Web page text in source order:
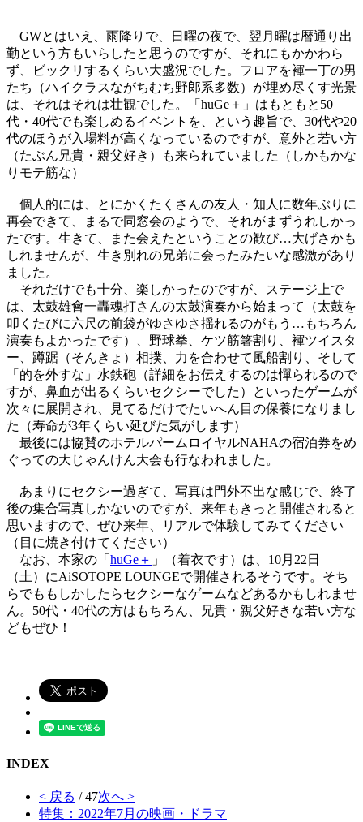
GWとはいえ、雨降りで、日曜の夜で、翌月曜は暦通り出
勤という方もいらしたと思うのですが、それにもかかわら
ず、ビックリするくらい大盛況でした。フロアを褌一丁の男
たち（ハイクラスながちむち野郎系多数）が埋め尽くす光景
は、それはそれは壮観でした。「huGe＋」はもともと50
代・40代でも楽しめるイベントを、という趣旨で、30代や20
代のほうが入場料が高くなっているのですが、意外と若い方
（たぶん兄貴・親父好き）も来られていました（しかもかな
りモテ筋な）
個人的には、とにかくたくさんの友人・知人に数年ぶりに
再会できて、まるで同窓会のようで、それがまずうれしかっ
たです。生きて、また会えたということの歓び…大げさかも
しれませんが、生き別れの兄弟に会ったみたいな感激があり
ました。
それだけでも十分、楽しかったのですが、ステージ上で
は、太鼓雄會一轟魂打さんの太鼓演奏から始まって（太鼓を
叩くたびに六尺の前袋がゆさゆさ揺れるのがもう…もちろん
演奏もよかったです）、野球拳、ケツ筋箸割り、褌ツイスタ
ー、蹲踞（そんきょ）相撲、力を合わせて風船割り、そして
「的を外すな」水鉄砲（詳細をお伝えするのは憚られるので
すが、鼻血が出るくらいセクシーでした）といったゲームが
次々に展開され、見てるだけでたいへん目の保養になりまし
た（寿命が3年くらい延びた気がします）
最後には協賛のホテルパームロイヤルNAHAの宿泊券をめ
ぐっての大じゃんけん大会も行なわれました。
あまりにセクシー過ぎて、写真は門外不出な感じで、終了
後の集合写真しかないのですが、来年もきっと開催されると
思いますので、ぜひ来年、リアルで体験してみてください
（目に焼き付けてください）
なお、本家の「 huGe＋ 」（着衣です）は、10月22日
（土）にAiSOTOPE LOUNGEで開催されるそうです。そち
らでももしかしたらセクシーなゲームなどあるかもしれませ
ん。50代・40代の方はもちろん、兄貴・親父好きな若い方な
どもぜひ！
INDEX
< 戻る / 47次へ >
特集：2022年7月の映画・ドラマ